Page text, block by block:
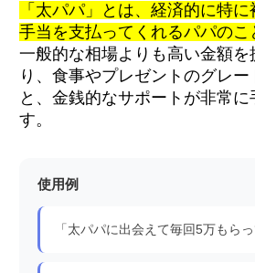
「太パパ」とは、経済的に特
手当を支払ってくれるパパのこ
一般的な相場よりも高い金額を
り、食事やプレゼントのグレー
と、金銭的なサポートが非常
す。
使用例
「太パパに出会えて毎回5万もらっ